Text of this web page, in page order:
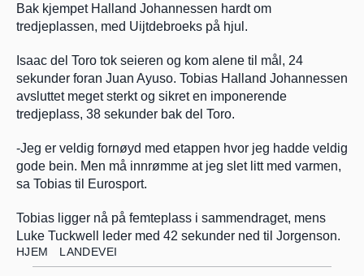
Bak kjempet Halland Johannessen hardt om
tredjeplassen, med Uijtdebroeks på hjul.
Isaac del Toro tok seieren og kom alene til mål, 24
sekunder foran Juan Ayuso. Tobias Halland Johannessen
avsluttet meget sterkt og sikret en imponerende
tredjeplass, 38 sekunder bak del Toro.
-Jeg er veldig fornøyd med etappen hvor jeg hadde veldig
gode bein. Men må innrømme at jeg slet litt med varmen,
sa Tobias til Eurosport.
Tobias ligger nå på femteplass i sammendraget, mens
Luke Tuckwell leder med 42 sekunder ned til Jorgenson.
HJEM LANDEVEI